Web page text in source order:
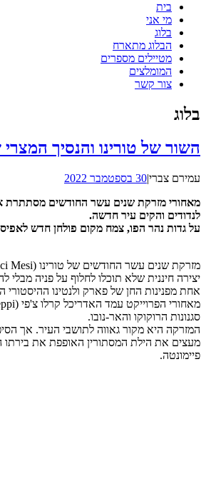
בית
מי אני
בלוג
הבלוג מתארח
מטיילים מספרים
המומלצים
צור קשר
בלוג
השור של טורינו והנסיך
עמירם צברי|30 בספטמבר 2022
מאחורי מזרקת שנים עשר החודשים מסתתרת
לנדודים והקים עיר חדשה.
על גדות נהר הפו, צמח מקום פולחן חדש
יצירה חיננית שלא תוכלו לחלוף על פניה מבלי
אחת מפנינות החן של פארק ולנטינו ההיסטורי
סגנונות הרוקוקו והאר-נובו.
המזרקה היא מקור גאווה לתושבי העיר. אך
מעצים את הילת המסתורין האופפת את בירתו
פיימונטה.